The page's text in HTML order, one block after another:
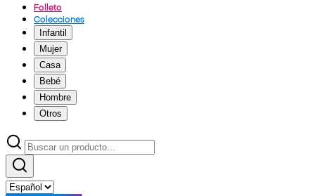
Folleto
Colecciones
Infantil
Mujer
Casa
Bebé
Hombre
Otros